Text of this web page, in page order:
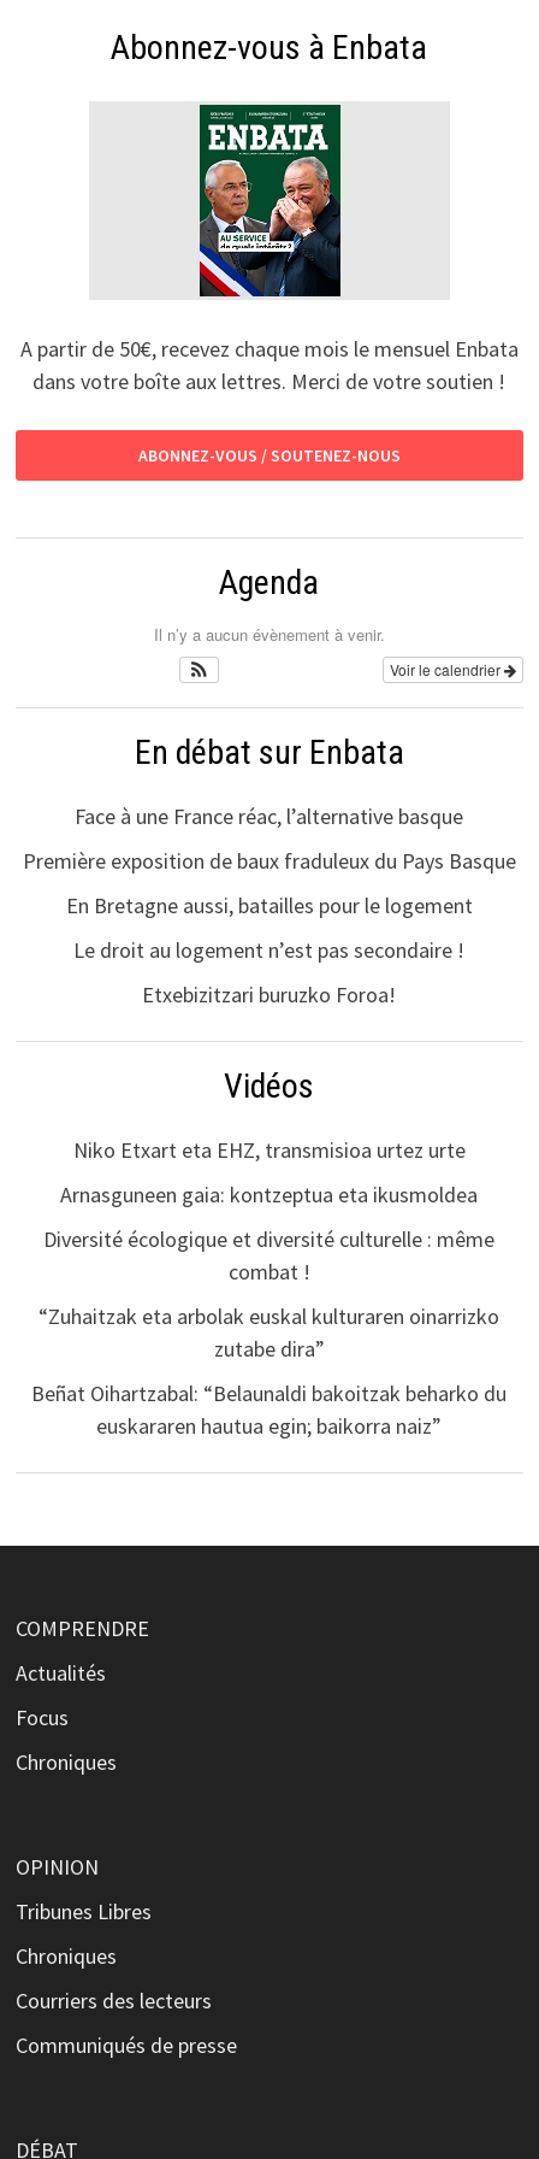
Abonnez-vous à Enbata
A partir de 50€, recevez chaque mois le mensuel Enbata
dans votre boîte aux lettres. Merci de votre soutien !
ABONNEZ-VOUS / SOUTENEZ-NOUS
Agenda
Il n’y a aucun évènement à venir.
Voir le calendrier
En débat sur Enbata
Face à une France réac, l’alternative basque
Première exposition de baux fraduleux du Pays Basque
En Bretagne aussi, batailles pour le logement
Le droit au logement n’est pas secondaire !
Etxebizitzari buruzko Foroa!
Vidéos
Niko Etxart eta EHZ, transmisioa urtez urte
Arnasguneen gaia: kontzeptua eta ikusmoldea
Diversité écologique et diversité culturelle : même
combat !
“Zuhaitzak eta arbolak euskal kulturaren oinarrizko
zutabe dira”
Beñat Oihartzabal: “Belaunaldi bakoitzak beharko du
euskararen hautua egin; baikorra naiz”
COMPRENDRE
Actualités
Focus
Chroniques
OPINION
Tribunes Libres
Chroniques
Courriers des lecteurs
Communiqués de presse
DÉBAT